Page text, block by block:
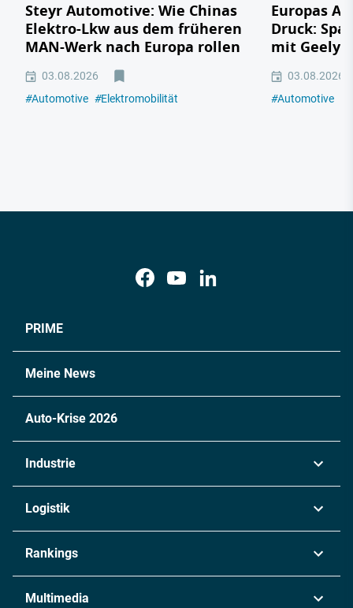
Steyr Automotive: Wie Chinas
Elektro-Lkw aus dem früheren
MAN-Werk nach Europa rollen
03.08.2026
#Automotive #Elektromobilität
Europas
Druck:
mit Geely,
03.08.2026
#Automotive
PRIME
Meine News
Auto-Krise 2026
Industrie
Chemie
Metall
Logistik
Rankings
Multimedia